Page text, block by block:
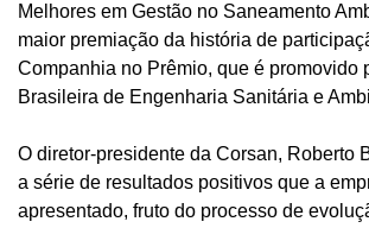
Melhores em Gestão no Saneamento
maior premiação da história de
Companhia no Prêmio, que é promovido
Brasileira de Engenharia Sanitária e
O diretor-presidente da Corsan, Roberto
a série de resultados positivos que a
apresentado, fruto do processo de